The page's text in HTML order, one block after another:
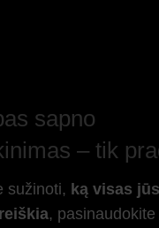
sapno
– tik
sužinoti, ką visas
,